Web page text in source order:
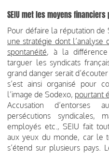
SEIU met les moyens
Pour défaire la réputation de
une stratégie dont l’analyse
spontanéité, à la
targuer les syndicats
grand danger serait
s’est ainsi organisé pour
l’image de Sodexo, pourtant
Accusation d’entorses
persécutions syndicales,
employés etc., SEIU fait
aux yeux du monde, car le
s’étend sur plusieurs pays.